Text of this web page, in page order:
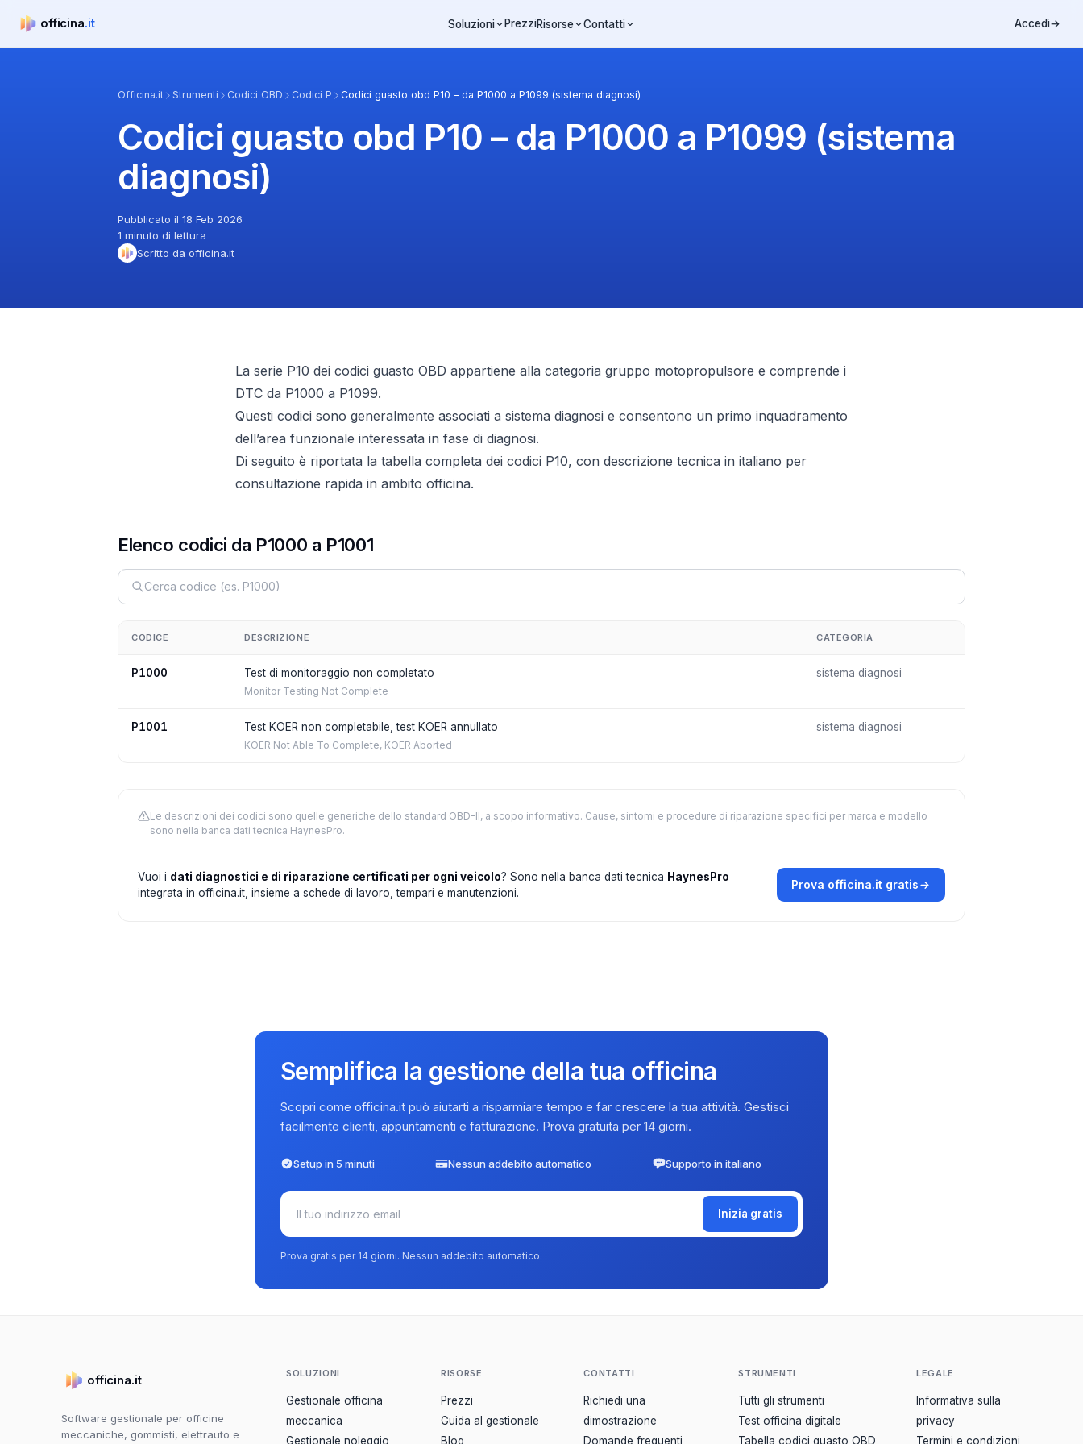
officina.it
officina.it Soluzioni PrezziRisorse Contatti Accedi→
Officina.it Strumenti Codici OBD Codici P Codici guasto obd P10 – da P1000 a P1099 (sistema diagnosi)
Codici guasto obd P10 – da P1000 a P1099 (sistema
diagnosi)
Pubblicato il 18 Feb 2026
1 minuto di lettura
Scritto da officina.it
La serie P10 dei codici guasto OBD appartiene alla categoria gruppo motopropulsore e comprende i
DTC da P1000 a P1099.
Questi codici sono generalmente associati a sistema diagnosi e consentono un primo inquadramento
dell’area funzionale interessata in fase di diagnosi.
Di seguito è riportata la tabella completa dei codici P10, con descrizione tecnica in italiano per
consultazione rapida in ambito officina.
Elenco codici da P1000 a P1001
CODICE DESCRIZIONE CATEGORIA
P1000 Test di monitoraggio non completato
Monitor Testing Not Complete
sistema diagnosi
P1001 Test KOER non completabile, test KOER annullato
KOER Not Able To Complete, KOER Aborted
sistema diagnosi
Le descrizioni dei codici sono quelle generiche dello standard OBD-II, a scopo informativo. Cause, sintomi e procedure di riparazione specifici per marca e modello
sono nella banca dati tecnica HaynesPro.
Vuoi i dati diagnostici e di riparazione certificati per ogni veicolo? Sono nella banca dati tecnica HaynesPro
integrata in officina.it, insieme a schede di lavoro, tempari e manutenzioni.
Prova officina.it gratis
Semplifica la gestione della tua officina
Scopri come officina.it può aiutarti a risparmiare tempo e far crescere la tua attività. Gestisci
facilmente clienti, appuntamenti e fatturazione. Prova gratuita per 14 giorni.
Setup in 5 minuti Nessun addebito automatico Supporto in italiano
Inizia gratis
Prova gratis per 14 giorni. Nessun addebito automatico.
officina.it
Software gestionale per officine
meccaniche, gommisti, elettrauto e
SOLUZIONI
Gestionale officina
meccanica
Gestionale noleggio
RISORSE
Prezzi
Guida al gestionale
Blog
CONTATTI
Richiedi una
dimostrazione
Domande frequenti
STRUMENTI
Tutti gli strumenti
Test officina digitale
Tabella codici guasto OBD
LEGALE
Informativa sulla
privacy
Termini e condizioni